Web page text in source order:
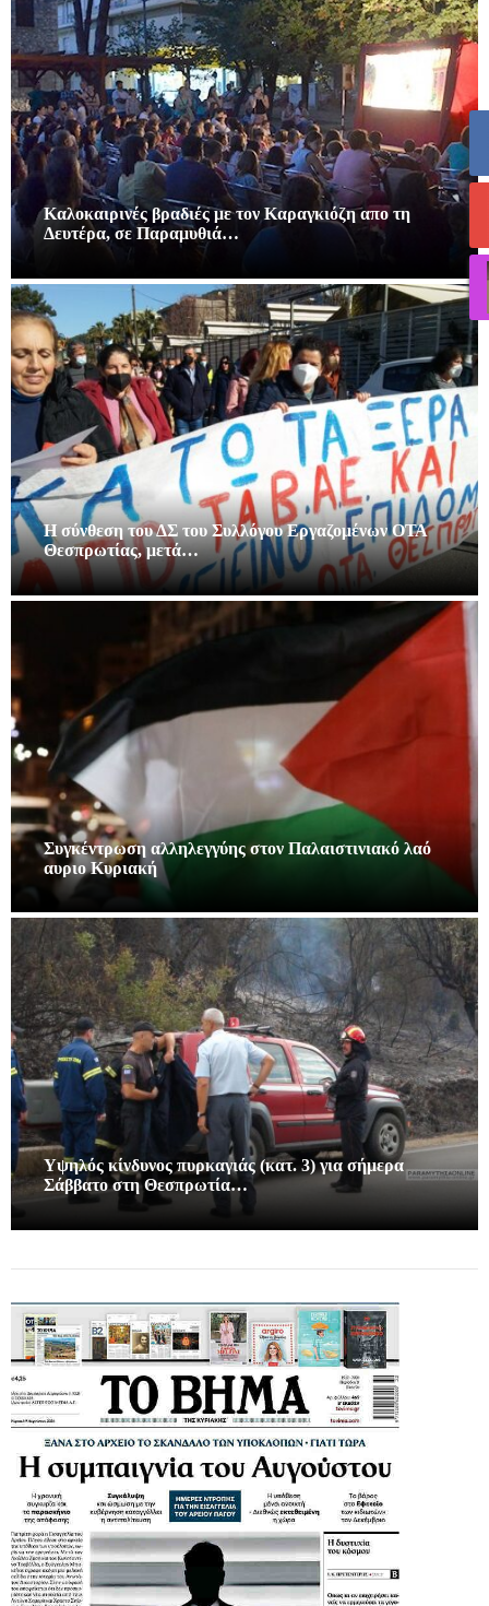
Καλοκαιρινές βραδιές με τον Καραγκιόζη απο τη
Δευτέρα, σε Παραμυθιά…
Η σύνθεση του ΔΣ του Συλλόγου Εργαζομένων ΟΤΑ
Θεσπρωτίας, μετά…
Συγκέντρωση αλληλεγγύης στον Παλαιστινιακό λαό
αυριο Κυριακή
Υψηλός κίνδυνος πυρκαγιάς (κατ. 3) για σήμερα
Σάββατο στη Θεσπρωτία…